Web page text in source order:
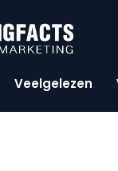
Veelgelezen